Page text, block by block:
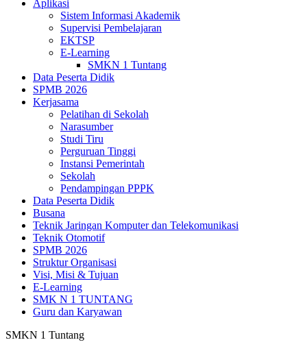
Aplikasi
Sistem Informasi Akademik
Supervisi Pembelajaran
EKTSP
E-Learning
SMKN 1 Tuntang
Data Peserta Didik
SPMB 2026
Kerjasama
Pelatihan di Sekolah
Narasumber
Studi Tiru
Perguruan Tinggi
Instansi Pemerintah
Sekolah
Pendampingan PPPK
Data Peserta Didik
Busana
Teknik Jaringan Komputer dan Telekomunikasi
Teknik Otomotif
SPMB 2026
Struktur Organisasi
Visi, Misi & Tujuan
E-Learning
SMK N 1 TUNTANG
Guru dan Karyawan
SMKN 1 Tuntang